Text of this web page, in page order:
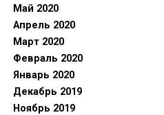
Май 2020
Апрель 2020
Март 2020
Февраль 2020
Январь 2020
Декабрь 2019
Ноябрь 2019